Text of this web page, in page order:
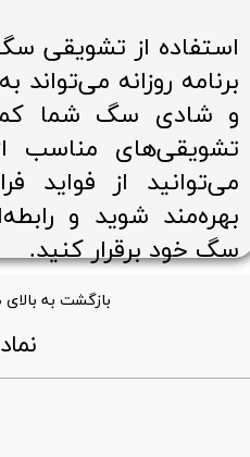
استفاده از تشویقی
برنامه روزانه می‌تواند
و شادی سگ شما
تشویقی‌های مناسب
می‌توانید از فواید
بهره‌مند شوید و
سگ خود برقرار کنید.
بازگشت به